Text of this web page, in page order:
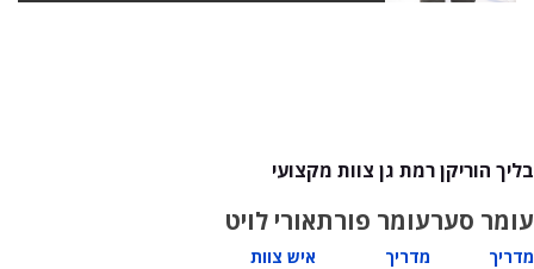
בליך הוריקן רמת גן צוות מקצועי
עומר סער
מדריך
עומר פורת
מדריך
אורי לויט
איש צוות